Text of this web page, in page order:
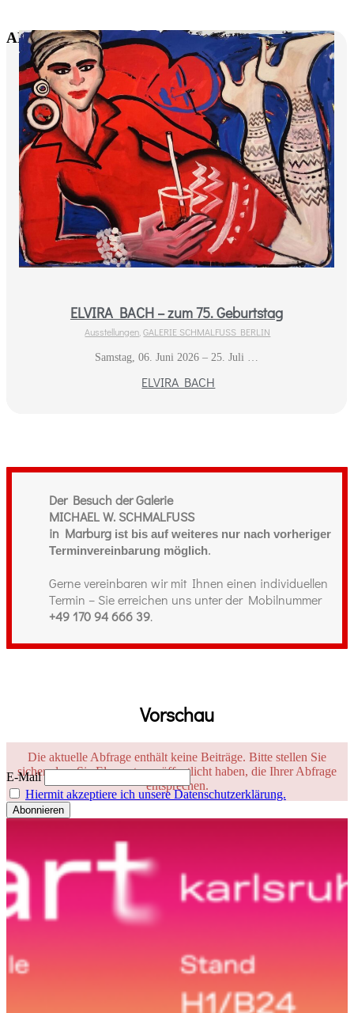
AKTUELLE AUSSTELLUNGEN
ELVIRA BACH – zum 75. Geburtstag
Ausstellungen ,GALERIE SCHMALFUSS BERLIN
Samstag, 06. Juni 2026 – 25. Juli …
ELVIRA BACH
Der Besuch der Galerie
MICHAEL W. SCHMALFUSS
in Marburg ist bis auf weiteres nur nach vorheriger
Terminvereinbarung möglich.
Gerne vereinbaren wir mit Ihnen einen individuellen
Termin – Sie erreichen uns unter der Mobilnummer
+49 170 94 666 39.
Vorschau
Die aktuelle Abfrage enthält keine Beiträge. Bitte stellen Sie
sicher, dass Sie Elemente veröffentlicht haben, die Ihrer Abfrage
entsprechen.
E-Mail
Hiermit akzeptiere ich unsere Datenschutzerklärung.